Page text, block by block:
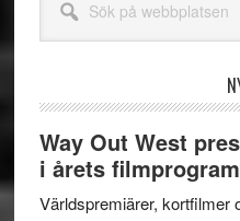
webbplatsen
Way Out West
i årets filmprogram
Världspremiärer, kortfilmer